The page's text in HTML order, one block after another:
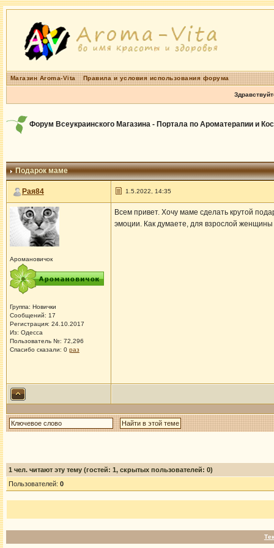
Магазин Aroma-Vita Правила и условия использования форума
Форум Всеукраинского Магазина - Портала по Ароматерапии и
Подарок маме
Рая84 1.5.2022, 14:35
Аромановичок
Группа: Новички
Сообщений: 17
Регистрация: 24.10.2017
Из: Одесса
Пользователь №: 72,296
Спасибо сказали: 0 раз
Всем привет. Хочу маме сделать крутой
эмоции. Как думаете, для взрослой
1 чел. читают эту тему (гостей: 1, скрытых пользователей: 0)
Пользователей: 0